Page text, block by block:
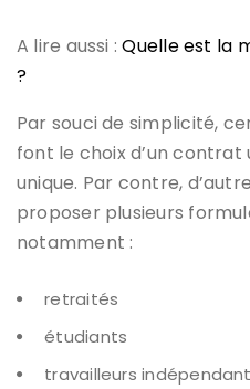
A lire aussi :Quelle est la
?
Par souci de simplicité,
font le choix d’un contrat
unique. Par contre,
proposer plusieurs
notamment :
retraités
étudiants
travailleurs